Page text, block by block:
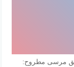
مرسى مطروح: